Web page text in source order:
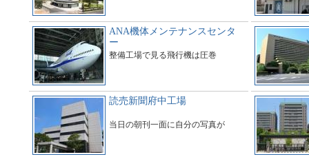
ANA機体メンテナンスセンタ
ー
整備工場で見る飛行機は圧巻
読売新聞府中工場
当日の朝刊一面に自分の写真が